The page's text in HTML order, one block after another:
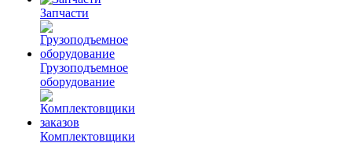
Запчасти
Грузоподъемное
оборудование
Комплектовщики